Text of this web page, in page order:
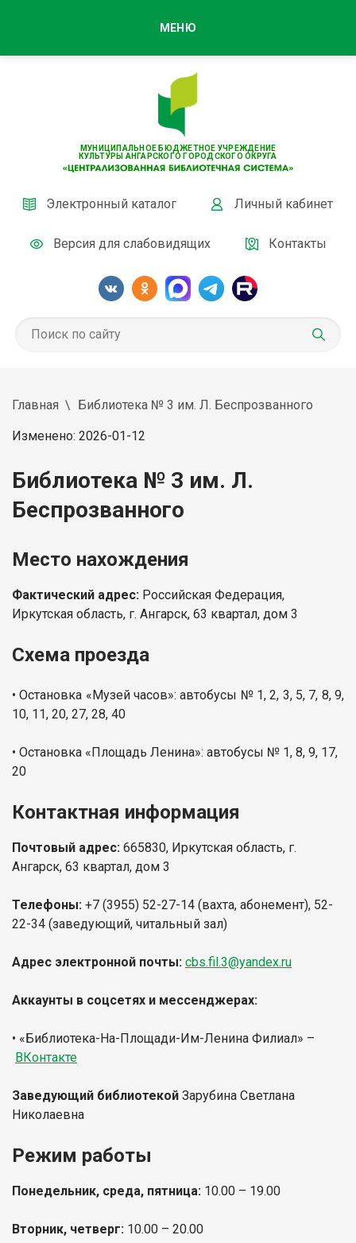
МУНИЦИПАЛЬНОЕ БЮДЖЕТНОЕ УЧРЕЖДЕНИЕ
КУЛЬТУРЫ АНГАРСКОГО ГОРОДСКОГО ОКРУГА
Электронный каталог Личный кабинет
Версия для слабовидящих Контакты
МЕНЮ
Главная Библиотека № 3 им. Л. Беспрозванного
Изменено: 2026-01-12
Библиотека № 3 им. Л.
Беспрозванного
Место нахождения
Фактический адрес: Российская Федерация,
Иркутская область, г. Ангарск, 63 квартал, дом 3
Схема проезда
• Остановка «Музей часов»: автобусы № 1, 2, 3, 5, 7, 8, 9,
10, 11, 20, 27, 28, 40
• Остановка «Площадь Ленина»: автобусы № 1, 8, 9, 17,
20
Контактная информация
Почтовый адрес: 665830, Иркутская область, г.
Ангарск, 63 квартал, дом 3
Телефоны: +7 (3955) 52-27-14 (вахта, абонемент), 52-
22-34 (заведующий, читальный зал)
Адрес электронной почты: cbs.fil.3@yandex.ru
Аккаунты в соцсетях и мессенджерах:
• «Библиотека-На-Площади-Им-Ленина Филиал» –
ВКонтакте
Заведующий библиотекой Зарубина Светлана
Николаевна
Режим работы
Понедельник, среда, пятница: 10.00 – 19.00
Вторник, четверг: 10.00 – 20.00